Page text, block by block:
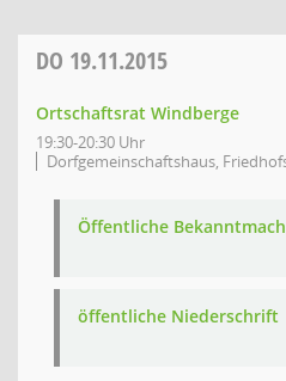
DO 19.11.2015
Ortschaftsrat Windberge
19:30-20:30 Uhr
Dorfgemeinschaftshaus,
Öffentliche
öffentliche Niederschrift